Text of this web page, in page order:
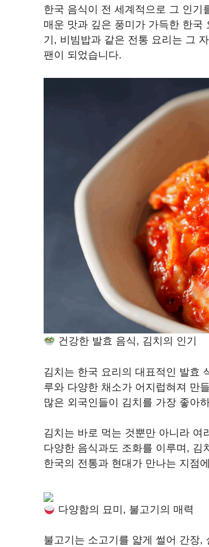
한국 음식이 전 세계적으로 그 인기
매운 맛과 깊은 풍미가 가득한 한국
기, 비빔밥과 같은 전통 요리는 그
팬이 되었습니다.
건강한 발효 음식, 김치의 인기
김치는 한국 요리의 대표적인 발효
루와 다양한 채소가 어지럽혀져 만
많은 외국인들이 김치를 가장 좋아
김치는 바로 먹는 것뿐만 아니라 여
다양한 음식과도 조화를 이루며, 김
한국의 전통과 현대가 만나는 지점
다양함의 묘미, 불고기의 매력
불고기는 소고기를 얇게 썰어 간장,